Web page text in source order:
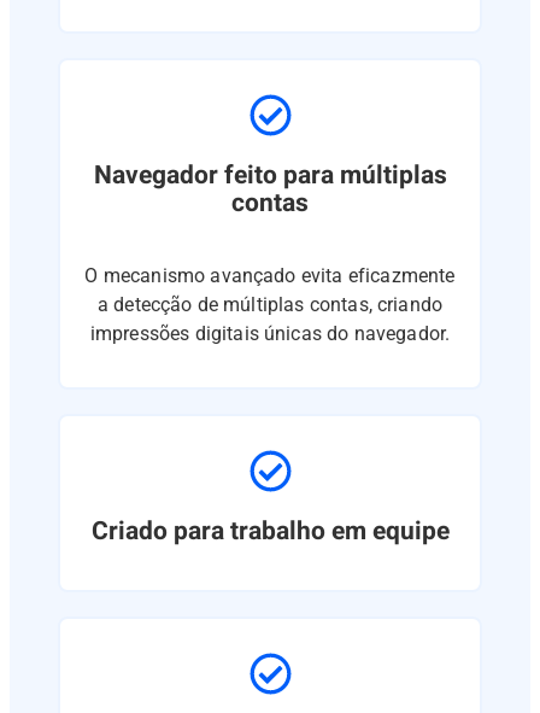
Navegador feito para múltiplas
contas
O mecanismo avançado evita eficazmente
a detecção de múltiplas contas, criando
impressões digitais únicas do navegador.
Criado para trabalho em equipe